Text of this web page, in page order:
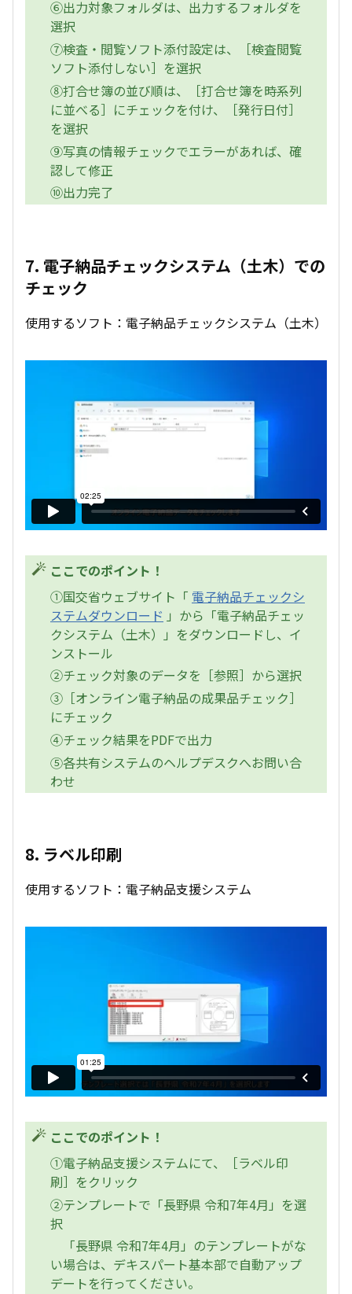
⑥出力対象フォルダは、出力するフォルダを
選択
⑦検査・閲覧ソフト添付設定は、［検査閲覧
ソフト添付しない］を選択
⑧打合せ簿の並び順は、［打合せ簿を時系列
に並べる］にチェックを付け、［発行日付］
を選択
⑨写真の情報チェックでエラーがあれば、確
認して修正
⑩出力完了
7. 電子納品チェックシステム（土木）での
チェック
使用するソフト：電子納品チェックシステム（土木）
ここでのポイント！
①国交省ウェブサイト「 電子納品チェックシ
ステムダウンロード 」から「電子納品チェッ
クシステム（土木）」をダウンロードし、イ
ンストール
②チェック対象のデータを［参照］から選択
③［オンライン電子納品の成果品チェック］
にチェック
④チェック結果をPDFで出力
⑤各共有システムのヘルプデスクへお問い合
わせ
8. ラベル印刷
使用するソフト：電子納品支援システム
ここでのポイント！
①電子納品支援システムにて、［ラベル印
刷］をクリック
②テンプレートで「長野県 令和7年4月」を選
択
「長野県 令和7年4月」のテンプレートがな
い場合は、デキスパート基本部で自動アップ
デートを行ってください。